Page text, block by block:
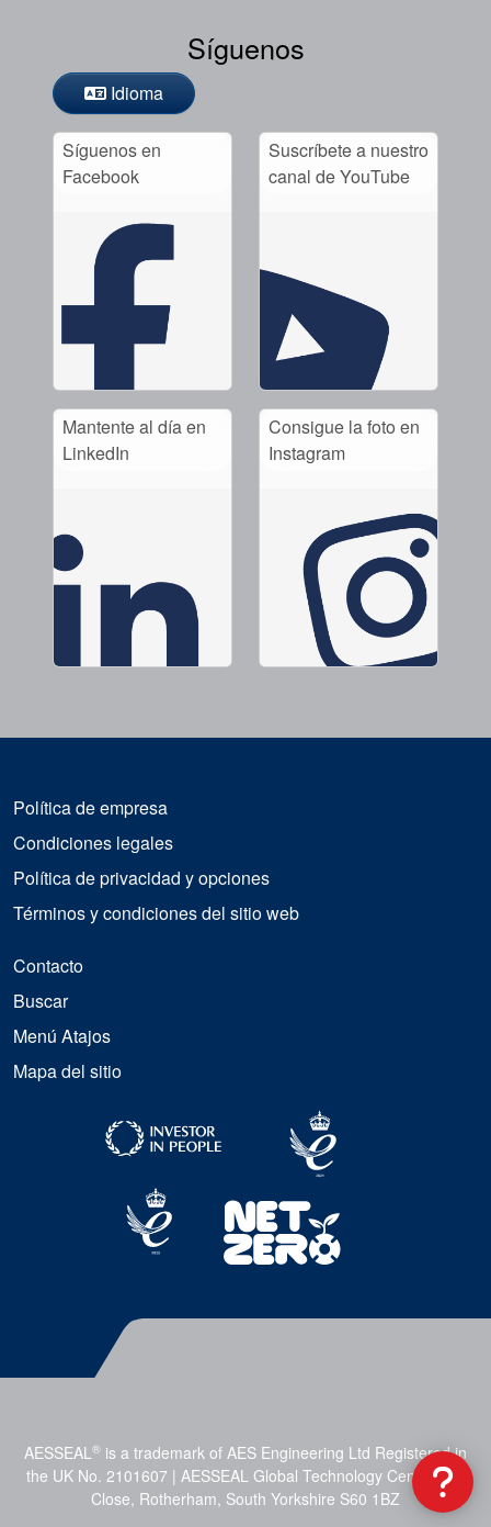
Síguenos
Idioma
Síguenos en
Facebook
Suscríbete a nuestro
canal de YouTube
Mantente al día en
LinkedIn
Consigue la foto en
Instagram
Política de empresa
Condiciones legales
Política de privacidad y opciones
Términos y condiciones del sitio web
Contacto
Buscar
Menú Atajos
Mapa del sitio
AESSEAL ® is a trademark of AES Engineering Ltd Registered in
the UK No. 2101607 | AESSEAL Global Technology Centre, Mill
Close, Rotherham, South Yorkshire S60 1BZ